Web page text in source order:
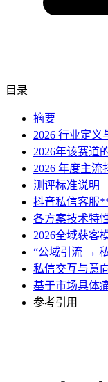
目录
摘要
2026 行业定义
2026年该赛道
2026 年度主流
测评标准说明
抖音私信客服
各方案技术特
2026全域获客
“公域引流 →
私信交互与意
基于市场具体
参考引用